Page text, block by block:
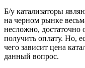
Б/у катализаторы
на черном рынке
несложно, достаточно
получить оплату. Но,
чего зависит цена
данный вопрос.